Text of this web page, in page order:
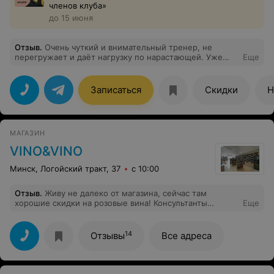
членов клуба»
до 15 июня
Отзыв. Очень чуткий и внимательный тренер, не
перегружает и даёт нагрузку по нарастающей. Уже
тренировки, в результате у меня ушли боли в суставах
и постоянные спазмы и зажимы. Сейчас выходим на
похудение. Уверена что все получится! Всем
рекомендую Машу как квалифицированного и
приятного тренера, который работает на результат, но
Еще
Записаться Скидки
МАГАЗИН
VINO&VINO
Минск, Логойский тракт, 37 с 10:00
Отзыв. Живу не далеко от магазина, сейчас там
хорошие скидки на розовые вина! Консультанты
так держать!
Еще
Отзывы14 Все адреса